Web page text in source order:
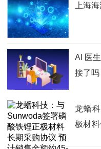
上海
AI 医
接了吗
龙蟠
极材